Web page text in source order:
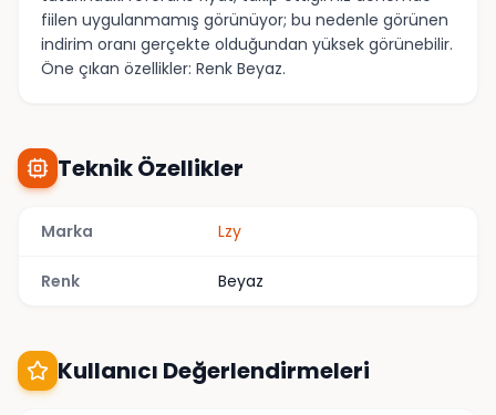
fiilen uygulanmamış görünüyor; bu nedenle görünen
indirim oranı gerçekte olduğundan yüksek görünebilir.
Öne çıkan özellikler: Renk Beyaz.
Teknik Özellikler
Marka Lzy
Renk Beyaz
Kullanıcı Değerlendirmeleri